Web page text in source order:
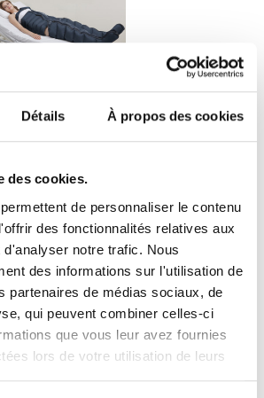
Détails À propos des cookies
des cookies.
de personnaliser le contenu
des fonctionnalités relatives aux
notre trafic. Nous
des informations sur l'utilisation de
partenaires de médias sociaux, de
qui peuvent combiner celles-ci
que vous leur avez fournies
lors de votre utilisation de leurs
abdominale pour
MK400
265,50 €
plus facilement votre silhouette. Cet
d'être équipé de l'appareil de
.
d'hygiène, la ceinture MK400 ne
retour ou d'un remboursement si
Le retour des marchandises doit se
d'origine proprement ouvert.